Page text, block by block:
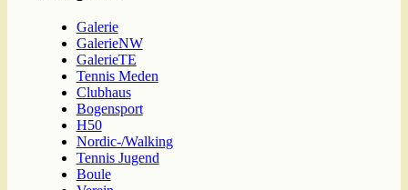
Galerie
GalerieNW
GalerieTE
Tennis Meden
Clubhaus
Bogensport
H50
Nordic-/Walking
Tennis Jugend
Boule